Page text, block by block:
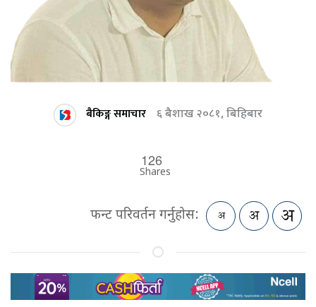
बैकिङ्ग समाचार ६ बैशाख २०८१, बिहिबार
126
Shares
फन्ट परिवर्तन गर्नुहोस: